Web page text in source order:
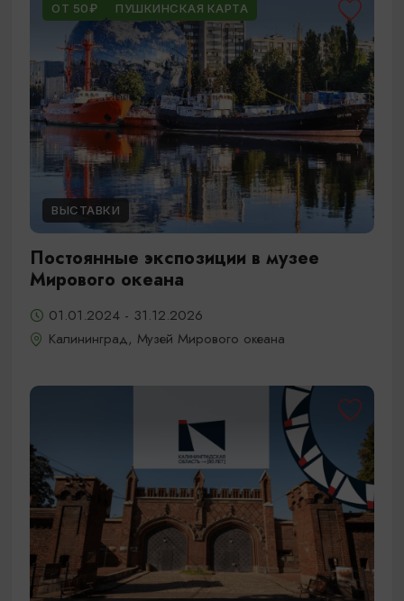
ОТ 50₽ ПУШКИНСКАЯ КАРТА
ВЫСТАВКИ
Постоянные экспозиции в музее
Мирового океана
01.01.2024 - 31.12.2026
Калининград, Музей Мирового океана